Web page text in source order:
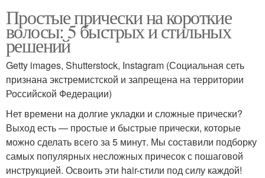
Простые прически на короткие
волосы: 5 быстрых и стильных
решений
Getty images, Shutterstock, Instagram (Социальная сеть
признана экстремистской и запрещена на территории
Российской Федерации)
Нет времени на долгие укладки и сложные прически?
Выход есть — простые и быстрые прически, которые
можно сделать всего за 5 минут. Мы составили подборку
самых популярных несложных причесок с пошаговой
инструкцией. Освоить эти hair-стили под силу каждой!